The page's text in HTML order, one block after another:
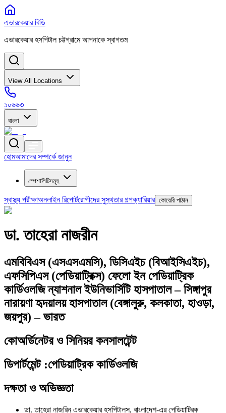
এভারকেয়ার বিডি
এভারকেয়ার হসপিটাল চট্টগ্রামে আপনাকে স্বাগতম
View All Locations
১০৬৬৩
বাংলা
হোমআমাদের সম্পর্কে জানুন
স্পেশালিটিসমূহ
স্বাস্থ্য পরীক্ষাঅনলাইন রিপোর্টরোগীদের সুস্থতার গল্পক্যারিয়ার কোয়েরি পাঠান
ডা. তাহেরা নাজরীন
এমবিবিএস (এসএসএমসি), ডিসিএইচ (বিআইসিএইচ),
এফসিপিএস (পেডিয়াট্রিক্স) ফেলো ইন পেডিয়াট্রিক
কার্ডিওলজিন্যাশনাল ইউনিভার্সিটি হাসপাতাল – সিঙ্গাপুর
নারায়ণা হৃদয়ালয় হাসপাতাল (বেঙ্গালুরু, কলকাতা, হাওড়া,
জয়পুর) – ভারত
কোঅর্ডিনেটর ও সিনিয়র কনসালটেন্ট
ডিপার্টমেন্ট:পেডিয়াট্রিক কার্ডিওলজি
দক্ষতা ও অভিজ্ঞতা
ডা. তাহেরা নাজরিন এভারকেয়ার হসপিটালস, বাংলাদেশ-এর পেডিয়াট্রিক